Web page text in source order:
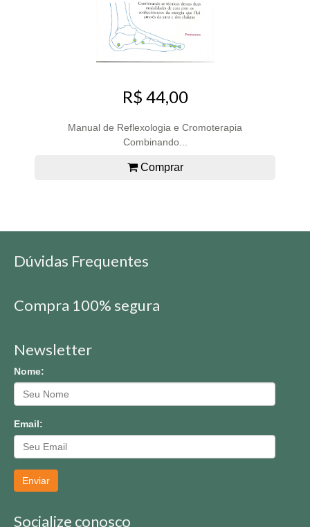
R$ 44,00
Manual de Reflexologia e Cromoterapia
Combinando...
Comprar
Dúvidas Frequentes
Compra 100% segura
Newsletter
Nome:
Email:
Enviar
Socialize conosco